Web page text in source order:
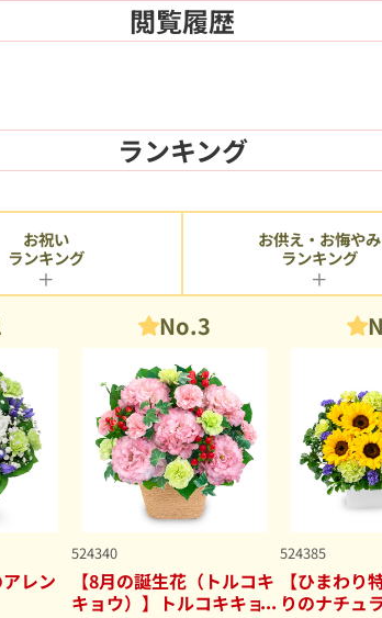
閲覧履歴
ランキング
アレン
No.3
524340
【8月の誕生花（トルコキ
キョウ）】トルコキキョ
524385
【ひまわり
りのナチュ
お祝い
ランキング
お供え・お悔やみ
ランキング